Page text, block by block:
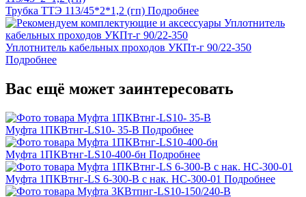
Трубка ТТЭ 113/45*2*1,2 (гп) Подробнее
Уплотнитель кабельных проходов УКПт-г 90/22-350
Подробнее
Вас ещё может заинтересовать
Муфта 1ПКВтнг-LS10- 35-В Подробнее
Муфта 1ПКВтнг-LS10-400-бн Подробнее
Муфта 1ПКВтнг-LS 6-300-В с нак. НС-300-01 Подробнее